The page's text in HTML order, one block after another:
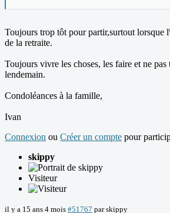
Toujours trop tôt pour partir,surtout lorsque
de la retraite.
Toujours vivre les choses, les faire et ne pas
lendemain.
Condoléances à la famille,
Ivan
Connexion ou Créer un compte pour
skippy
Visiteur
il y a 15 ans 4 mois #51767 parskippy